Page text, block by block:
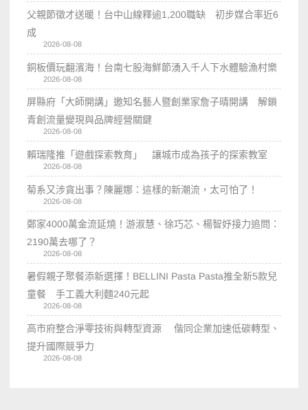
父親節徵才送暖！台中山線釋逾1,200職缺 初步媒合率近6
成
2026-08-08
銅板價玩翻濱海！台南七股海鮮節湧入千人下水體驗漁村樂
2026-08-08
屏縣府「大師開講」邀知名藝人暨創業家詹子晴開講 解鎖
青創流量變現與品牌經營關鍵
2026-08-08
賴瑞隆推「遊戲探索教育」 讓城市成為孩子的探索教室
2026-08-08
菊系又涉貪出事？陳麗娜：這樣的新潮流，太可怕了！
2026-08-08
鄭家4000萬金流延燒！游淑慧、徐巧芯、楊智妤接力追問：
2190萬去哪了？
2026-08-08
暑假親子聚餐添新選擇！BELLINI Pasta Pasta推全新5款兒
童餐 手工義大利麵240元起
2026-08-08
高市府整合淨零技術與轉型資源 偕同企業加速低碳轉型、
提升國際競爭力
2026-08-08